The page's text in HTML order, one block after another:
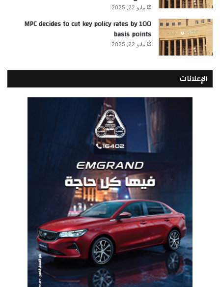
مايو 22, 2025
MPC decides to cut key policy rates by 100
basis points
مايو 22, 2025
الإعلانات